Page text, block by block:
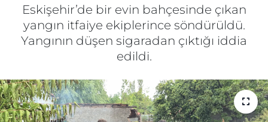
Eskişehir’de bir evin bahçesinde çıkan
yangın itfaiye ekiplerince söndürüldü.
Yangının düşen sigaradan çıktığı iddia
edildi.
SAĞLIK
EĞİTİM
MAGAZİN
Haber Arşivi